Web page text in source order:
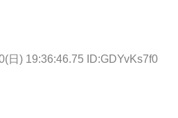
日) 19:36:46.75 ID:GDYvKs7f0